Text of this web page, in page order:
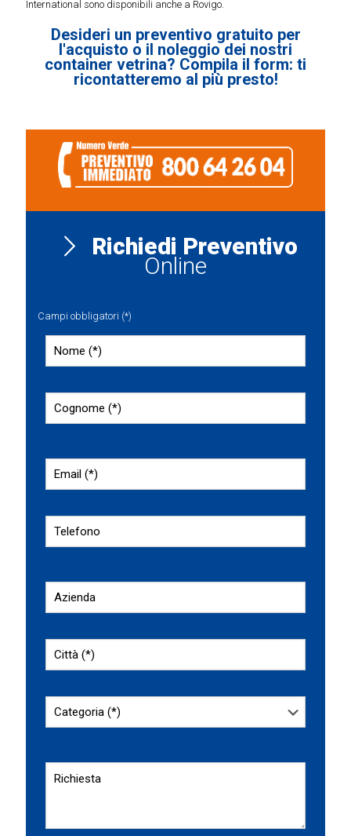
International sono disponibili anche a Rovigo.
Desideri un preventivo gratuito per
l'acquisto o il noleggio dei nostri
container vetrina? Compila il form: ti
ricontatteremo al più presto!
Richiedi Preventivo
Online
Campi obbligatori (*)